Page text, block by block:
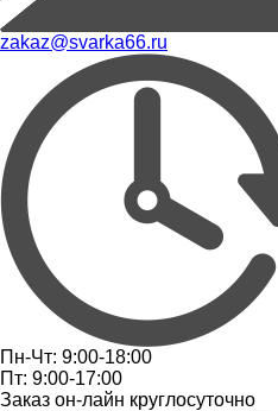
zakaz@svarka66.ru
Пн-Чт: 9:00-18:00
Пт: 9:00-17:00
Заказ он-лайн круглосуточно